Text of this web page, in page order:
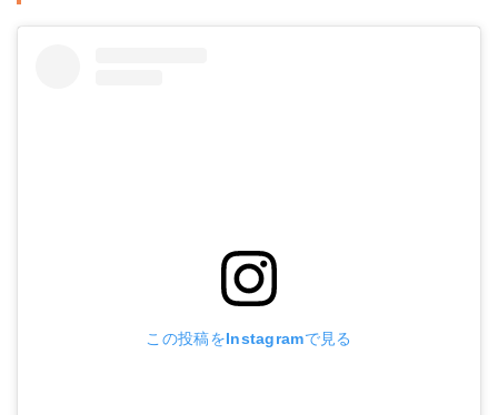
この投稿をInstagramで見る